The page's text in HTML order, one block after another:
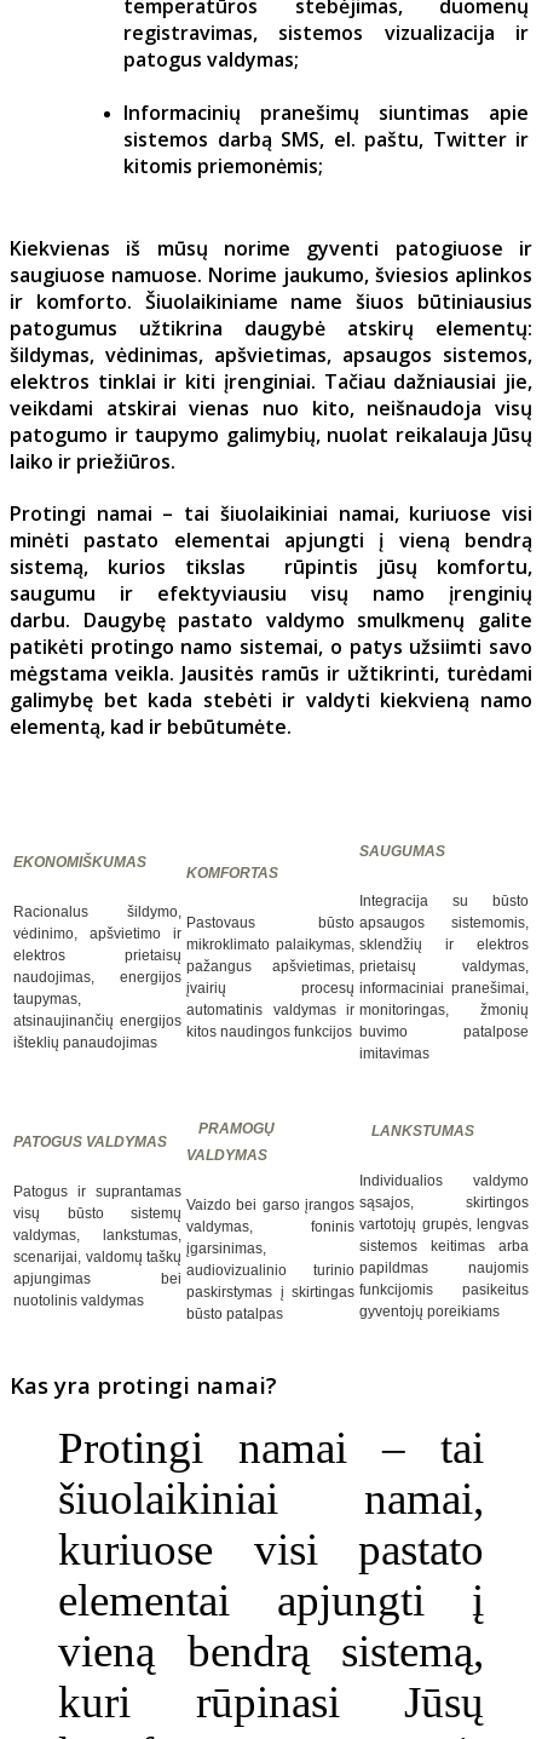
temperatūros stebėjimas, duomenų
registravimas, sistemos vizualizacija ir
patogus valdymas;
Informacinių pranešimų siuntimas apie
sistemos darbą SMS, el. paštu, Twitter ir
kitomis priemonėmis;
Kiekvienas iš mūsų norime gyventi patogiuose ir
saugiuose namuose. Norime jaukumo, šviesios aplinkos
ir komforto. Šiuolaikiniame name šiuos būtiniausius
patogumus užtikrina daugybė atskirų elementų:
šildymas, vėdinimas, apšvietimas, apsaugos sistemos,
elektros tinklai ir kiti įrenginiai. Tačiau dažniausiai jie,
veikdami atskirai vienas nuo kito, neišnaudoja visų
patogumo ir taupymo galimybių, nuolat reikalauja Jūsų
laiko ir priežiūros.
Protingi namai – tai šiuolaikiniai namai, kuriuose visi
minėti pastato elementai apjungti į vieną bendrą
sistemą, kurios tikslas rūpintis jūsų komfortu,
saugumu ir efektyviausiu visų namo įrenginių
darbu. Daugybę pastato valdymo smulkmenų galite
patikėti protingo namo sistemai, o patys užsiimti savo
mėgstama veikla. Jausitės ramūs ir užtikrinti, turėdami
galimybę bet kada stebėti ir valdyti kiekvieną namo
elementą, kad ir bebūtumėte.
EKONOMIŠKUMAS
Racionalus šildymo,
vėdinimo, apšvietimo ir
elektros prietaisų
naudojimas, energijos
taupymas,
atsinaujinančių energijos
išteklių panaudojimas
KOMFORTAS
Pastovaus būsto
mikroklimato palaikymas,
pažangus apšvietimas,
įvairių procesų
automatinis valdymas ir
kitos naudingos funkcijos
SAUGUMAS
Integracija su būsto
apsaugos sistemomis,
sklendžių ir elektros
prietaisų valdymas,
informaciniai pranešimai,
monitoringas, žmonių
buvimo patalpose
imitavimas
PATOGUS VALDYMAS
Patogus ir suprantamas
visų būsto sistemų
valdymas, lankstumas,
scenarijai, valdomų taškų
apjungimas bei
nuotolinis valdymas
PRAMOGŲ
VALDYMAS
Vaizdo bei garso įrangos
valdymas, foninis
įgarsinimas,
audiovizualinio turinio
paskirstymas į skirtingas
būsto patalpas
LANKSTUMAS
Individualios valdymo
sąsajos, skirtingos
vartotojų grupės, lengvas
sistemos keitimas arba
papildmas naujomis
funkcijomis pasikeitus
gyventojų poreikiams
Kas yra protingi namai?
Protingi namai – tai
šiuolaikiniai namai,
kuriuose visi pastato
elementai apjungti į
vieną bendrą sistemą,
kuri rūpinasi Jūsų